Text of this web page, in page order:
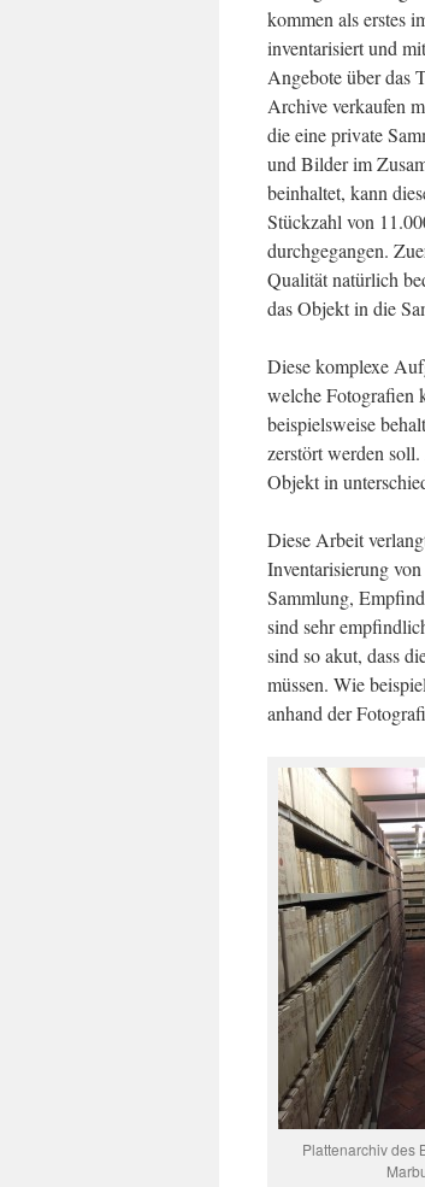
kommen als erstes
inventarisiert und
Angebote über das
Archive verkaufen
die eine private
und Bilder im
beinhaltet, kann
Stückzahl von
durchgegangen.
Qualität natürlich
das Objekt in die
Diese komplexe
welche Fotografien
beispielsweise
zerstört werden
Objekt in
Diese Arbeit
Inventarisierung
Sammlung,
sind sehr
sind so akut, dass
müssen. Wie
anhand der
Plattenarchiv des